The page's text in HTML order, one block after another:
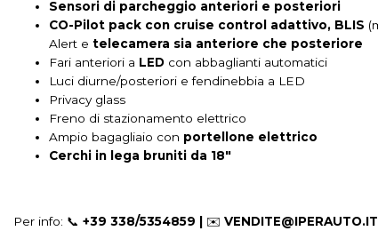
Specchietti retrovisori elettrici - riscaldabili Specchietti riscaldati
Strumentazione digitale con display Tappetini Telecamera
Volante multifunzionale
Airbag passeggero Alzacristalli elettrici Android auto
Sensori di parcheggio anteriori e posteriori
CO-Pilot pack con cruise control adattivo, BLIS
Alert e telecamera sia anteriore che posteriore
Fari anteriori a LED con abbaglianti automatici
Luci diurne/posteriori e fendinebbia a LED
Privacy glass
Freno di stazionamento elettrico
Ampio bagagliaio con portellone elettrico
Cerchi in lega bruniti da 18"
Per info: 📞 +39 338/5354859 | ✉️ VENDITE@IPERAUTO.IT